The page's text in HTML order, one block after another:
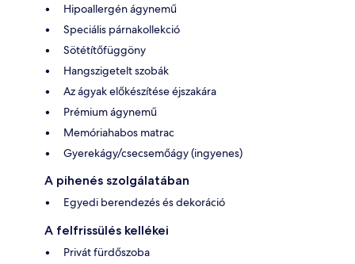
Hipoallergén ágynemű
Speciális párnakollekció
Sötétítőfüggöny
Hangszigetelt szobák
Az ágyak előkészítése éjszakára
Prémium ágynemű
Memóriahabos matrac
Gyerekágy/csecsemőágy (ingyenes)
A pihenés szolgálatában
Egyedi berendezés és dekoráció
A felfrissülés kellékei
Privát fürdőszoba